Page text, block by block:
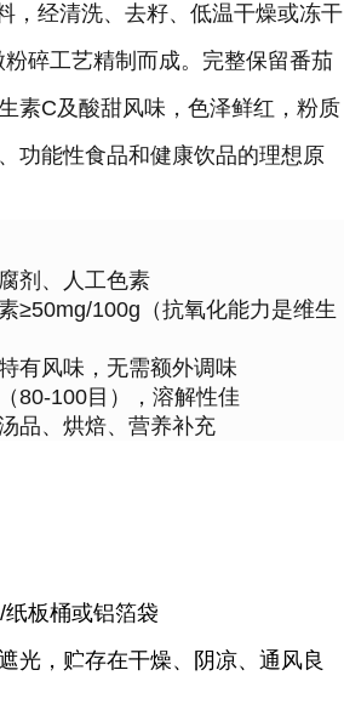
，经清洗、去籽、低温干燥或冻干
碎工艺精制而成。完整保留番茄
素C及酸甜风味，色泽鲜红，粉质
功能性食品和健康饮品的理想原
剂、人工色素
≥50mg/100g（抗氧化能力是维生
有风味，无需额外调味
80-100目），溶解性佳
品、烘焙、营养补充
纸板桶或铝箔袋
光，贮存在干燥、阴凉、通风良